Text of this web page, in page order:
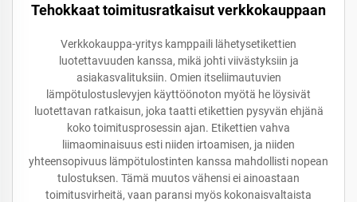
Tehokkaat toimitusratkaisut verkkokauppaan
Verkkokauppa-yritys kamppaili lähetysetikettien
luotettavuuden kanssa, mikä johti viivästyksiin ja
asiakasvalituksiin. Omien itseliimautuvien
lämpötulostuslevyjen käyttöönoton myötä he löysivät
luotettavan ratkaisun, joka taatti etikettien pysyvän ehjänä
koko toimitusprosessin ajan. Etikettien vahva
liimaominaisuus esti niiden irtoamisen, ja niiden
yhteensopivuus lämpötulostinten kanssa mahdollisti nopean
tulostuksen. Tämä muutos vähensi ei ainoastaan
toimitusvirheitä, vaan paransi myös kokonaisvaltaista